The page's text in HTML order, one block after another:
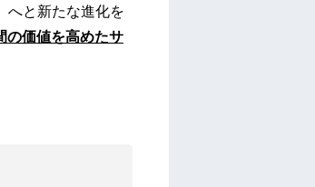
へと新たな進化を
の価値を高めたサ